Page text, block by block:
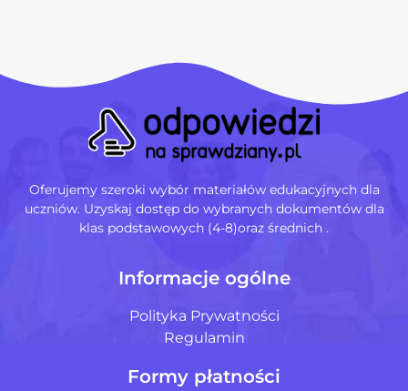
Oferujemy szeroki wybór materiałów edukacyjnych dla
uczniów. Uzyskaj dostęp do wybranych dokumentów dla
klas podstawowych (4-8)oraz średnich .
Informacje ogólne
Polityka Prywatności
Regulamin
Formy płatności